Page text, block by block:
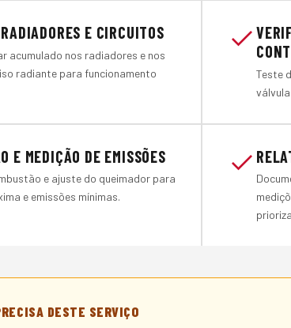
E CIRCUITOS
acumulado nos radiadores e nos
radiante para funcionamento
Teste
E MEDIÇÃO DE EMISSÕES
e ajuste do queimador para
e emissões mínimas.
DESTE SERVIÇO